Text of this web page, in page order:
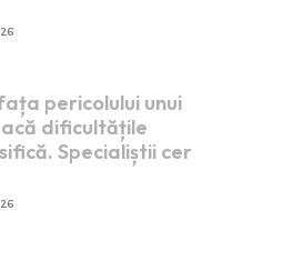
pericolului unui
dificultățile
Specialiștii cer